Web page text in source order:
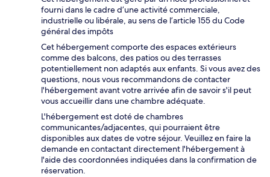
fourni dans le cadre d’une activité commerciale,
industrielle ou libérale, au sens de l’article 155 du Code
général des impôts
Cet hébergement comporte des espaces extérieurs
comme des balcons, des patios ou des terrasses
potentiellement non adaptés aux enfants. Si vous avez des
questions, nous vous recommandons de contacter
l'hébergement avant votre arrivée afin de savoir s'il peut
vous accueillir dans une chambre adéquate.
L'hébergement est doté de chambres
communicantes/adjacentes, qui pourraient être
disponibles aux dates de votre séjour. Veuillez en faire la
demande en contactant directement l'hébergement à
l'aide des coordonnées indiquées dans la confirmation de
réservation.